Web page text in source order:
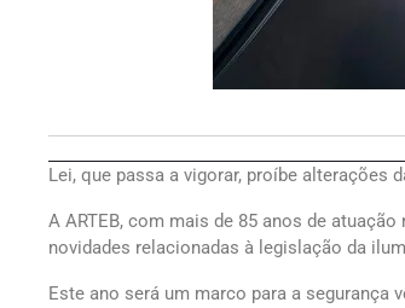
Lei, que passa a vigorar, proíbe
A ARTEB, com mais de 85 anos de
novidades relacionadas à legislação da
Este ano será um marco para a segurança